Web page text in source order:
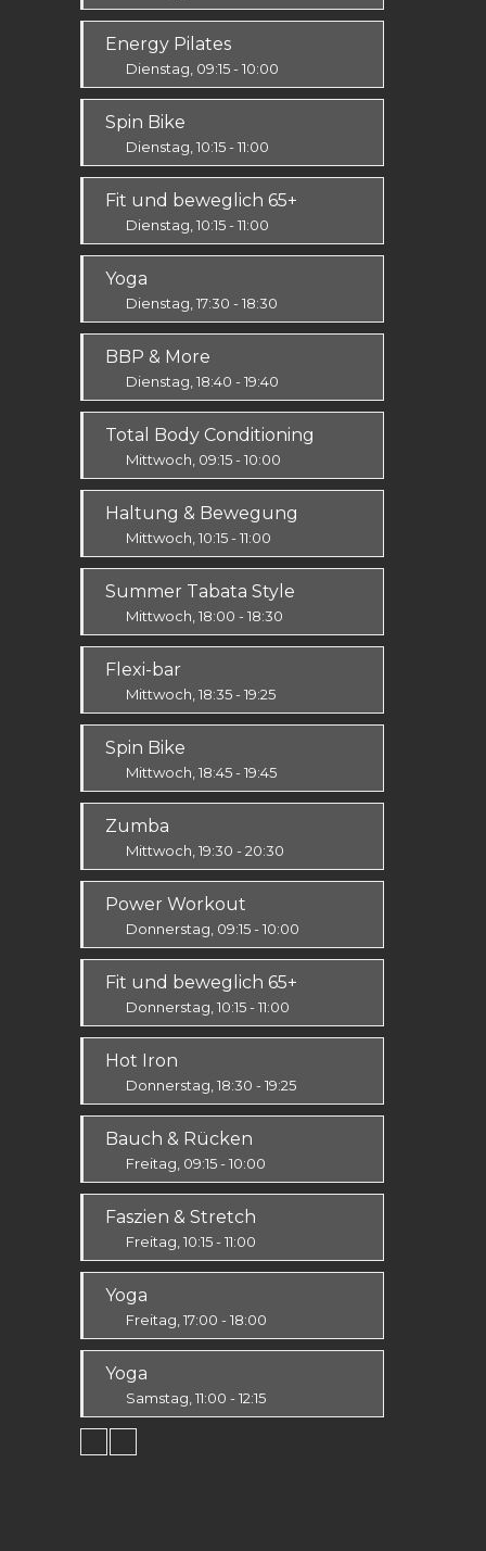
Körper & Geist
Alle
Energy Pilates
Dienstag, 09:15 - 10:00
Körper & Geist
Alle
Spin Bike
Dienstag, 10:15 - 11:00
Alle
Fit und beweglich 65+
Dienstag, 10:15 - 11:00
Fit & Vital
Alle
Yoga
Dienstag, 17:30 - 18:30
Körper & Geist
Alle
BBP & More
Dienstag, 18:40 - 19:40
Ausdauer & Kraft
Alle
Total Body Conditioning
Mittwoch, 09:15 - 10:00
Fit & Vital
Alle
Haltung & Bewegung
Mittwoch, 10:15 - 11:00
Fit & Vital
Prävention
Summer Tabata Style
Mittwoch, 18:00 - 18:30
Fit & Vital
Mittel / Fortgeschritten
Flexi-bar
Mittwoch, 18:35 - 19:25
Ausdauer & Kraft
Alle
Spin Bike
Mittwoch, 18:45 - 19:45
Alle
Zumba
Mittwoch, 19:30 - 20:30
Ausdauer & Kraft
Alle
Power Workout
Donnerstag, 09:15 - 10:00
Fit & Vital
Mittelstufe
Fit und beweglich 65+
Donnerstag, 10:15 - 11:00
Fit & Vital
Alle
Hot Iron
Donnerstag, 18:30 - 19:25
Ausdauer & Kraft
Mittelstufe
Bauch & Rücken
Freitag, 09:15 - 10:00
Fit & Vital
Alle
Faszien & Stretch
Freitag, 10:15 - 11:00
Fit & Vital
Alle
Yoga
Freitag, 17:00 - 18:00
Körper & Geist
Alle
Yoga
Samstag, 11:00 - 12:15
Körper & Geist
Alle